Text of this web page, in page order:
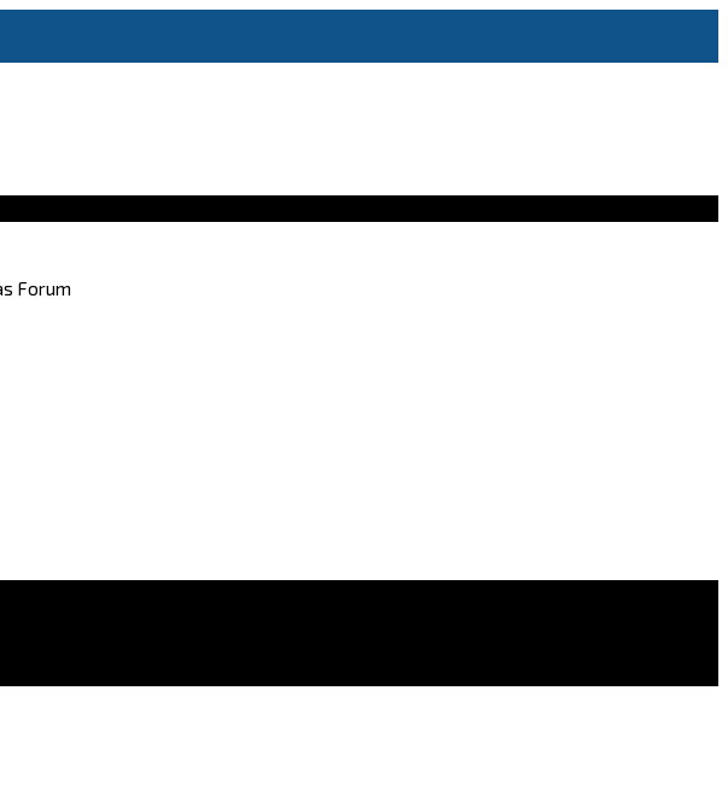
Forum